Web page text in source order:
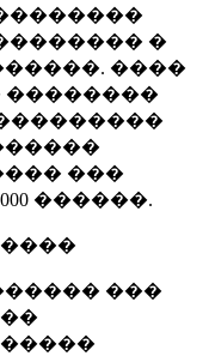
�
����
��������
���
������.
���